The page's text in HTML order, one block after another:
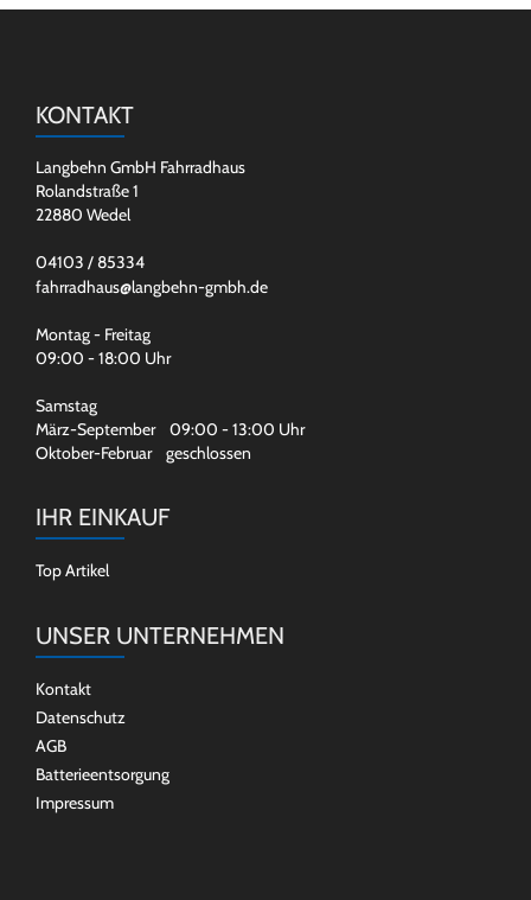
KONTAKT
Langbehn GmbH Fahrradhaus
Rolandstraße 1
22880 Wedel
04103 / 85334
fahrradhaus@langbehn-gmbh.de
Montag - Freitag
09:00 - 18:00 Uhr
Samstag
März-September 09:00 - 13:00 Uhr
Oktober-Februar geschlossen
IHR EINKAUF
Top Artikel
UNSER UNTERNEHMEN
Kontakt
Datenschutz
AGB
Batterieentsorgung
Impressum